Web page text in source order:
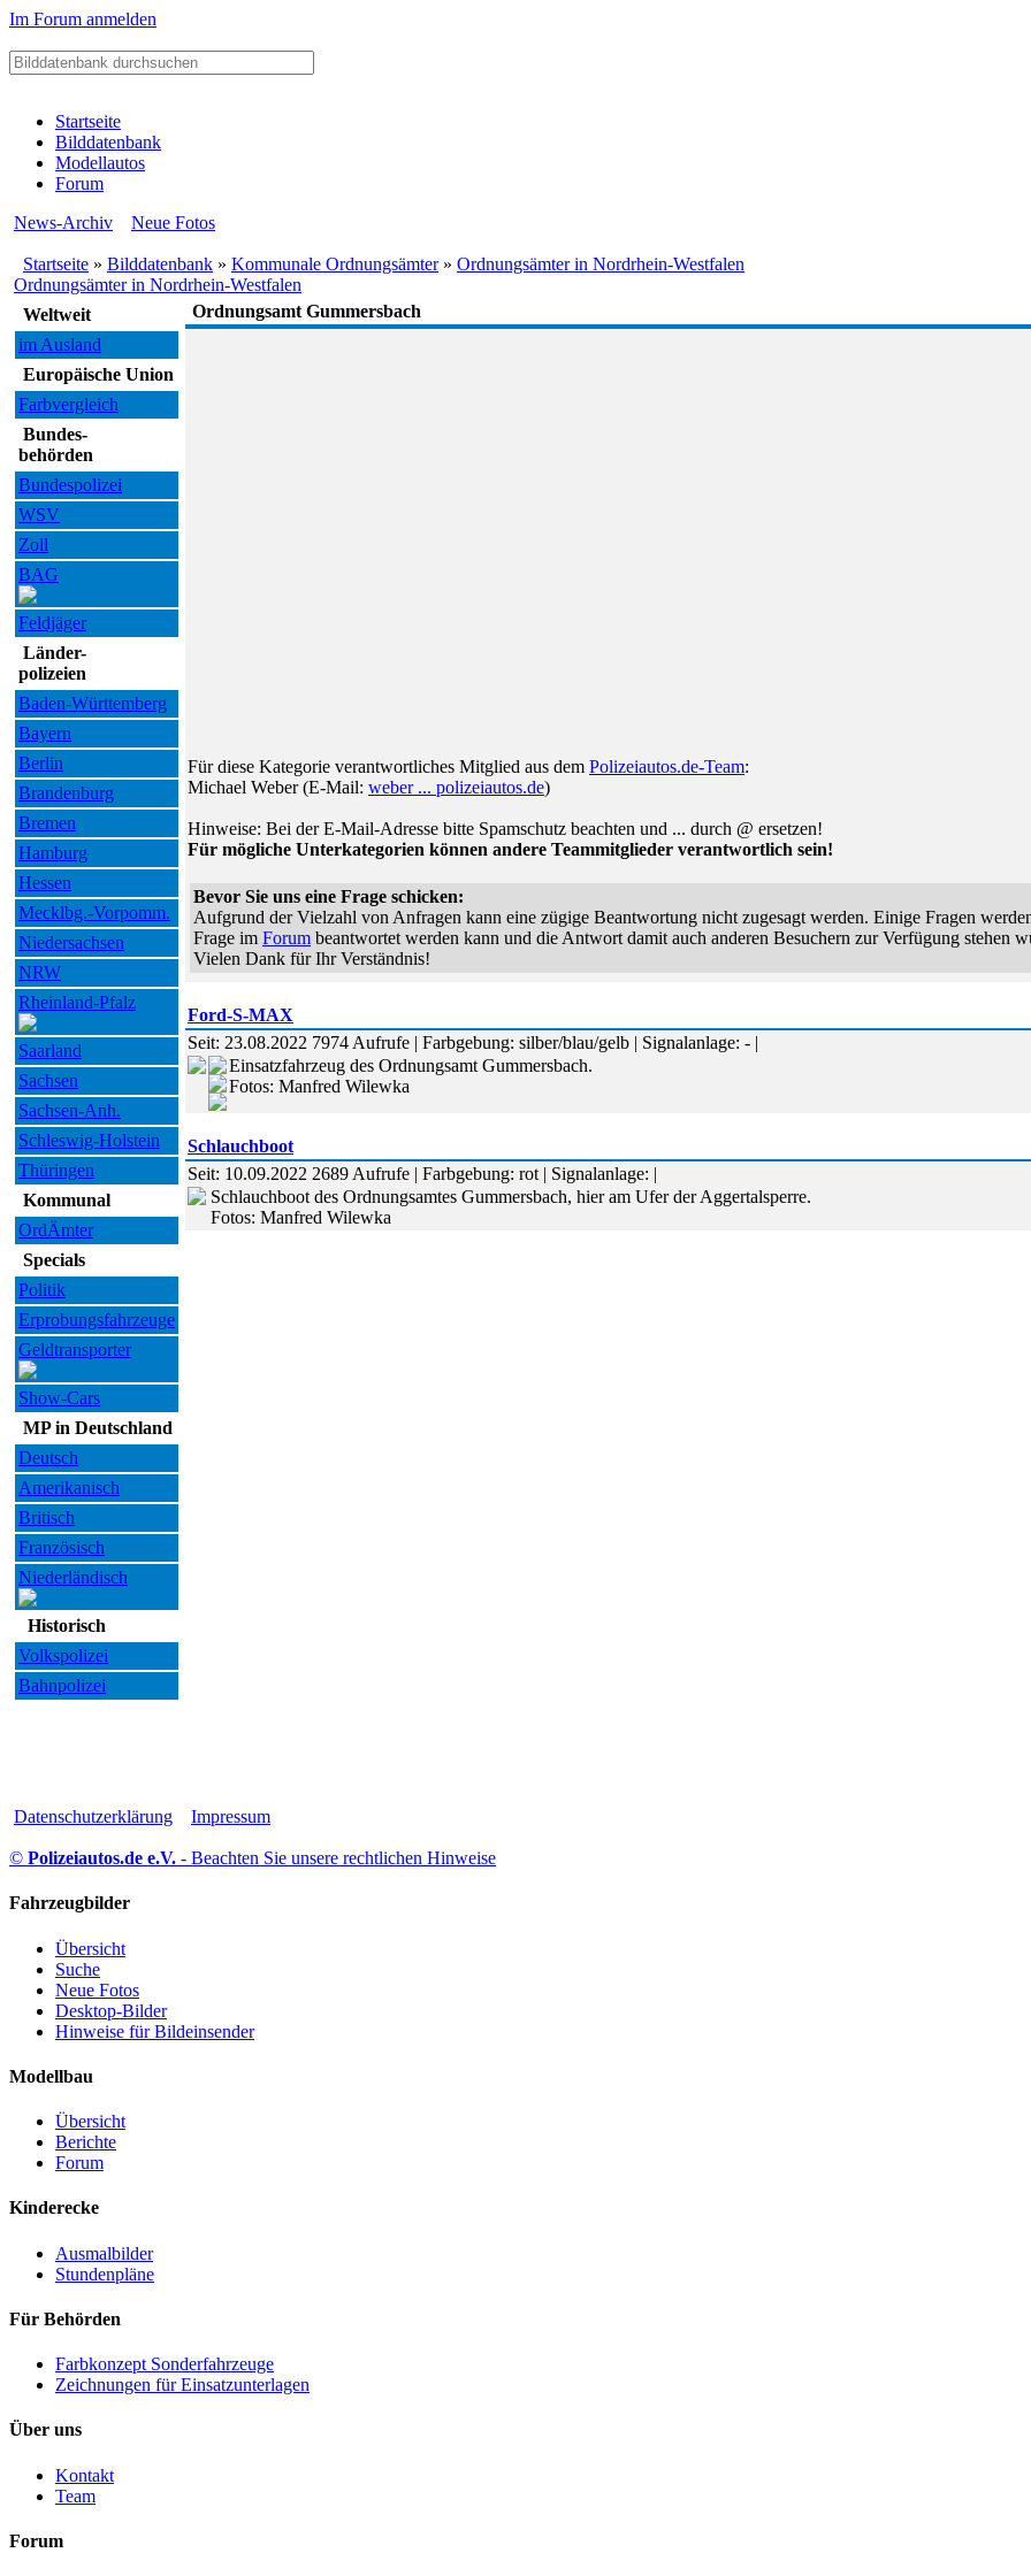
Im Forum anmelden
Startseite
Bilddatenbank
Modellautos
Forum
News-Archiv
Neue Fotos
Startseite » Bilddatenbank » Kommunale Ordnungsämter» Ordnungsämter in Nordrhein-Westfalen
Ordnungsämter in Nordrhein-Westfalen
Weltweit
im Ausland
Europäische Union
Farbvergleich
Bundes-
behörden
Bundespolizei
WSV
Zoll
BAG
Feldjäger
Länder-
polizeien
Baden-Württemberg
Bayern
Berlin
Brandenburg
Bremen
Hamburg
Hessen
Mecklbg.-Vorpomm.
Niedersachsen
NRW
Rheinland-Pfalz
Saarland
Sachsen
Sachsen-Anh.
Schleswig-Holstein
Thüringen
Kommunal
OrdÄmter
Specials
Politik
Erprobungsfahrzeuge
Geldtransporter
Show-Cars
MP in Deutschland
Deutsch
Amerikanisch
Britisch
Französisch
Niederländisch
Historisch
Volkspolizei
Bahnpolizei
Ordnungsamt Gummersbach
Für diese Kategorie verantwortliches Mitglied aus dem Polizeiautos.de-Team:
Michael Weber (E-Mail: weber ... polizeiautos.de)
Hinweise: Bei der E-Mail-Adresse bitte Spamschutz beachten und ... durch @ ersetzen!
Für mögliche Unterkategorien können andere Teammitglieder verantwortlich sein!
Bevor Sie uns eine Frage schicken:
Aufgrund der Vielzahl von Anfragen kann eine zügige Beantwortung nicht zugesagt werden. Einige Fragen
Frage im Forum beantwortet werden kann und die Antwort damit auch anderen Besuchern zur Verfügung stehen
Vielen Dank für Ihr Verständnis!
Ford-S-MAX
Seit: 23.08.2022 7974 Aufrufe | Farbgebung: silber/blau/gelb | Signalanlage: - |
Einsatzfahrzeug des Ordnungsamt Gummersbach.
Fotos: Manfred Wilewka
Schlauchboot
Seit: 10.09.2022 2689 Aufrufe | Farbgebung: rot | Signalanlage: |
Schlauchboot des Ordnungsamtes Gummersbach, hier am Ufer der Aggertalsperre.
Fotos: Manfred Wilewka
Datenschutzerklärung
Impressum
© Polizeiautos.de e.V. - Beachten Sie unsere rechtlichen Hinweise
Fahrzeugbilder
Übersicht
Suche
Neue Fotos
Desktop-Bilder
Hinweise für Bildeinsender
Modellbau
Übersicht
Berichte
Forum
Kinderecke
Ausmalbilder
Stundenpläne
Für Behörden
Farbkonzept Sonderfahrzeuge
Zeichnungen für Einsatzunterlagen
Über uns
Kontakt
Team
Forum